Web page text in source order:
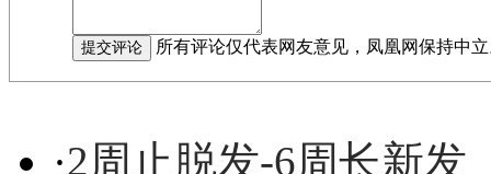
所有评论仅代表网友意见，凤凰网保持中
·2周止脱发-6周长新发